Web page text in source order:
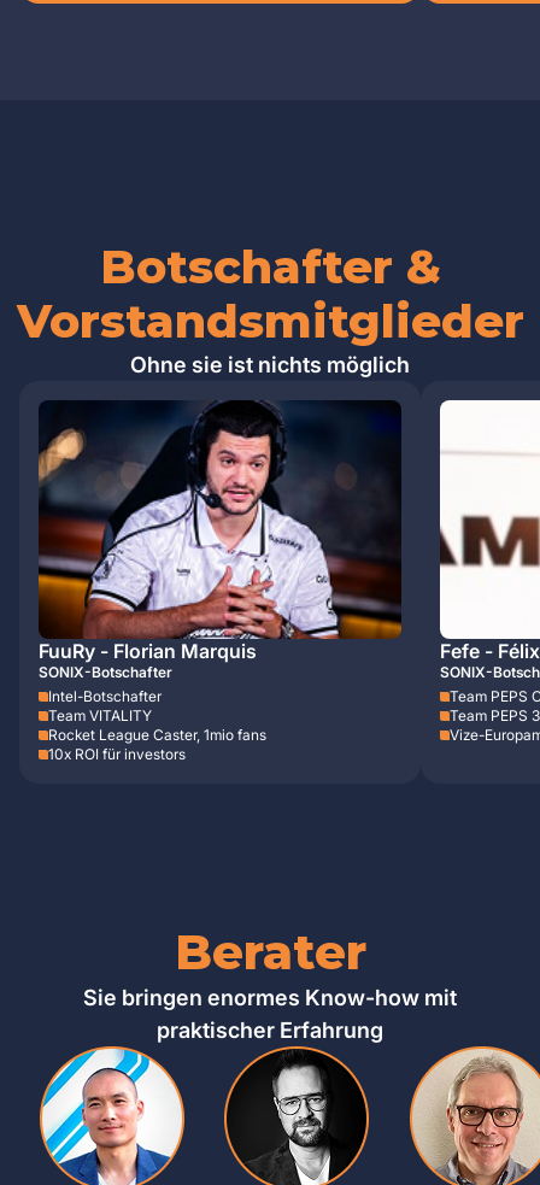
Botschafter &
Vorstandsmitglieder
Ohne sie ist nichts möglich
FuuRy - Florian Marquis
SONIX-Botschafter
Intel-Botschafter
Team VITALITY
Rocket League Caster, 1mio fans
10x ROI für investors
Fefe -
SONIX-
Team PEPS
Team PEPS
Vize-
Berater
Sie bringen enormes Know-how mit
praktischer Erfahrung